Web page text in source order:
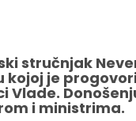
stručnjak
kojoj je
Vlade.
i ministrima.